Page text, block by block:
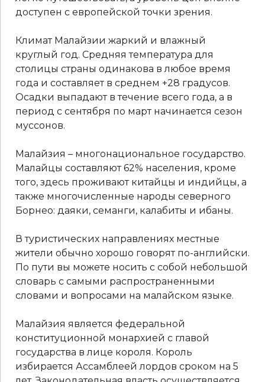
доступен с европейской точки зрения.
Климат Малайзии жаркий и влажный
круглый год. Средняя температура для
столицы страны одинакова в любое время
года и составляет в среднем +28 градусов.
Осадки выпадают в течение всего года, а в
период с сентября по март начинается сезон
муссонов.
Малайзия – многонациональное государство.
Малайцы составляют 62% населения, кроме
того, здесь проживают китайцы и индийцы, а
также многочисленные народы северного
Борнео: даяки, семанги, калабиты и ибаны.
В туристических направлениях местные
жители обычно хорошо говорят по-английски.
По пути вы можете носить с собой небольшой
словарь с самыми распространенными
словами и вопросами на малайском языке.
Малайзия является федеральной
конституционной монархией с главой
государства в лице короля. Король
избирается Ассамблеей лордов сроком на 5